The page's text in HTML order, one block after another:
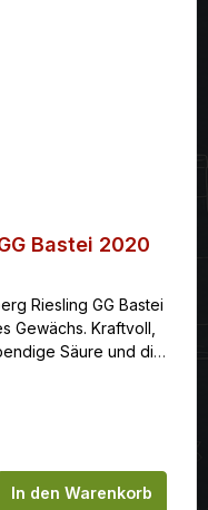
Bastei 2020
Riesling GG Bastei
Gewächs. Kraftvoll,
Säure und die
Frische und
den
In den Warenkorb